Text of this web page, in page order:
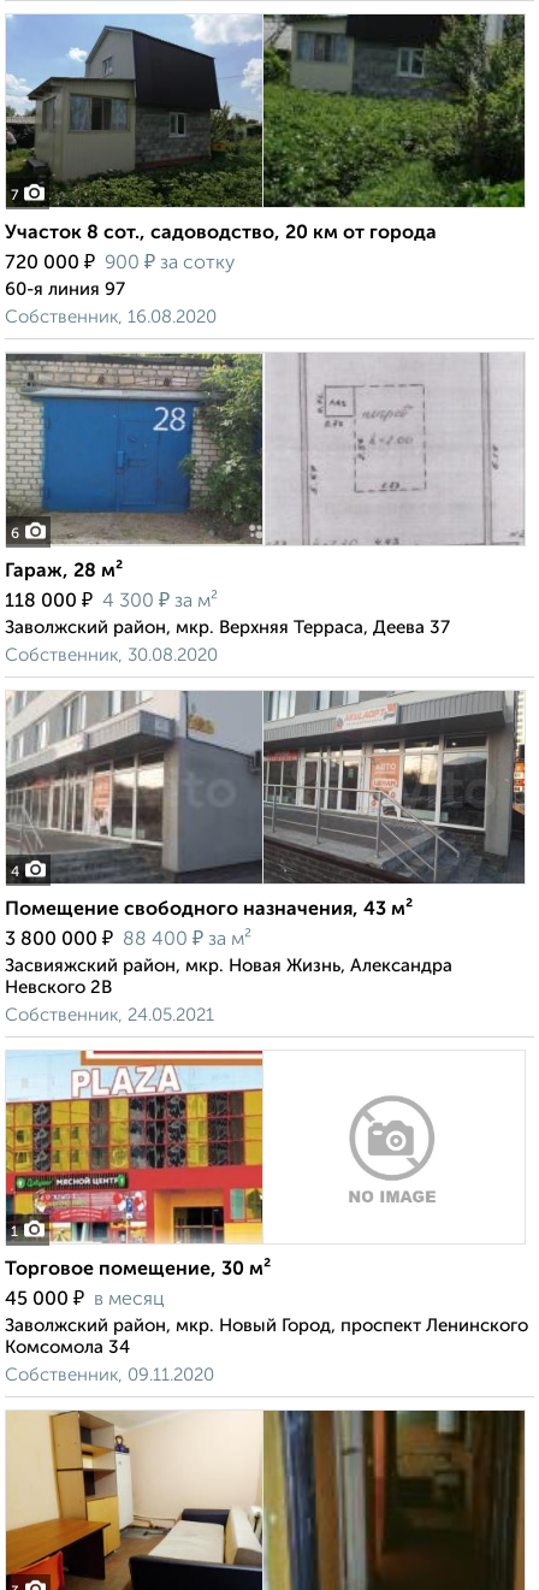
7
Участок 8 сот., садоводство, 20 км от города
720 000 ₽ 900 ₽ за сотку
60-я линия 97
Собственник, 16.08.2020
6
Гараж, 28 м²
118 000 ₽ 4 300 ₽ за м²
Заволжский район, мкр. Верхняя Терраса, Деева 37
Собственник, 30.08.2020
4
Помещение свободного назначения, 43 м²
3 800 000 ₽ 88 400 ₽ за м²
Засвияжский район, мкр. Новая Жизнь, Александра
Невского 2В
Собственник, 24.05.2021
1
Торговое помещение, 30 м²
45 000 ₽ в месяц
Заволжский район, мкр. Новый Город, проспект Ленинского
Комсомола 34
Собственник, 09.11.2020